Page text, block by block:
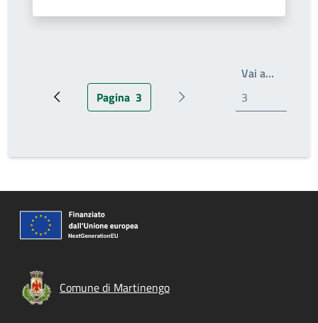
Pagina precedentePagina attuale
Pagina 3 Prossima pagina
Vai a…
Comune di Martinengo